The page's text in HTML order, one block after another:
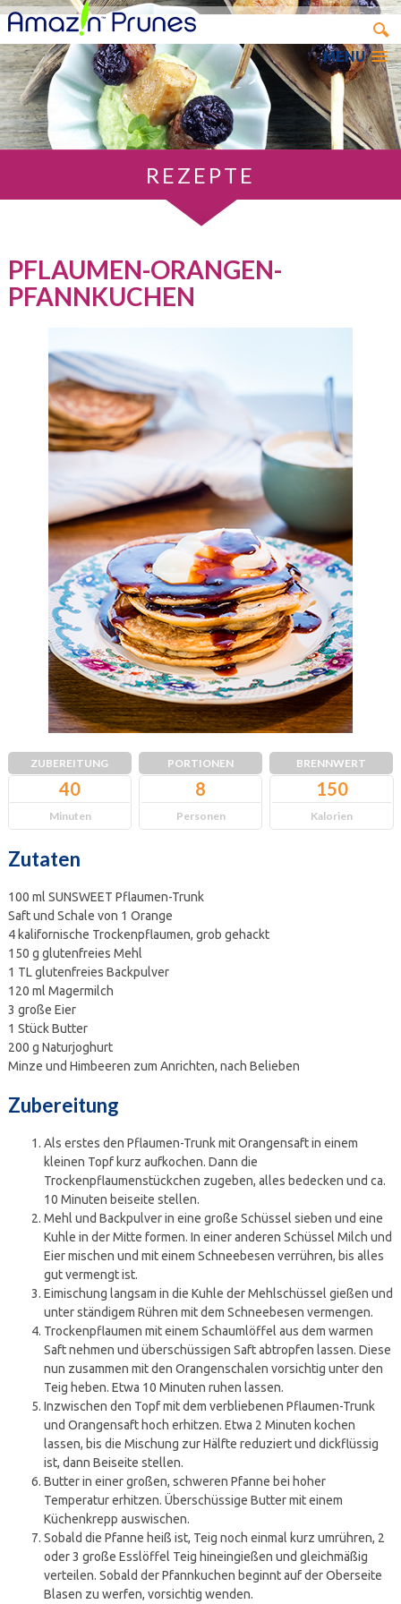
MENU
REZEPTE
PFLAUMEN-ORANGEN-
PFANNKUCHEN
ZUBEREITUNG
40
Minuten
PORTIONEN
8
Personen
BRENNWERT
150
Kalorien
Zutaten
100 ml SUNSWEET Pflaumen-Trunk
Saft und Schale von 1 Orange
4 kalifornische Trockenpflaumen, grob gehackt
150 g glutenfreies Mehl
1 TL glutenfreies Backpulver
120 ml Magermilch
3 große Eier
1 Stück Butter
200 g Naturjoghurt
Minze und Himbeeren zum Anrichten, nach Belieben
Zubereitung
Als erstes den Pflaumen-Trunk mit Orangensaft in einem
kleinen Topf kurz aufkochen. Dann die
Trockenpflaumenstückchen zugeben, alles bedecken und ca.
10 Minuten beiseite stellen.
Mehl und Backpulver in eine große Schüssel sieben und eine
Kuhle in der Mitte formen. In einer anderen Schüssel Milch und
Eier mischen und mit einem Schneebesen verrühren, bis alles
gut vermengt ist.
Eimischung langsam in die Kuhle der Mehlschüssel gießen und
unter ständigem Rühren mit dem Schneebesen vermengen.
Trockenpflaumen mit einem Schaumlöffel aus dem warmen
Saft nehmen und überschüssigen Saft abtropfen lassen. Diese
nun zusammen mit den Orangenschalen vorsichtig unter den
Teig heben. Etwa 10 Minuten ruhen lassen.
Inzwischen den Topf mit dem verbliebenen Pflaumen-Trunk
und Orangensaft hoch erhitzen. Etwa 2 Minuten kochen
lassen, bis die Mischung zur Hälfte reduziert und dickflüssig
ist, dann Beiseite stellen.
Butter in einer großen, schweren Pfanne bei hoher
Temperatur erhitzen. Überschüssige Butter mit einem
Küchenkrepp auswischen.
Sobald die Pfanne heiß ist, Teig noch einmal kurz umrühren, 2
oder 3 große Esslöffel Teig hineingießen und gleichmäßig
verteilen. Sobald der Pfannkuchen beginnt auf der Oberseite
Blasen zu werfen, vorsichtig wenden.